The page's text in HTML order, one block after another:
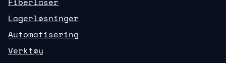
Lagerløsninger
Automatisering
Verktøy